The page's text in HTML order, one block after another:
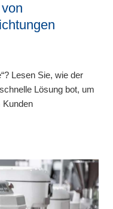
Lesen Sie, wie der
Lösung bot, um
Kunden